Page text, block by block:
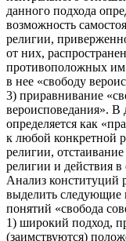
данного подхода
возможность
религии,
от них,
противоположных им
в нее «свободу
3) приравнивание
вероисповедания». В
определяется как
к любой конкретной
религии,
религии и действия
Анализ конституций
выделить следующие
понятий «свобода
1) широкий подход,
(заимствуются)